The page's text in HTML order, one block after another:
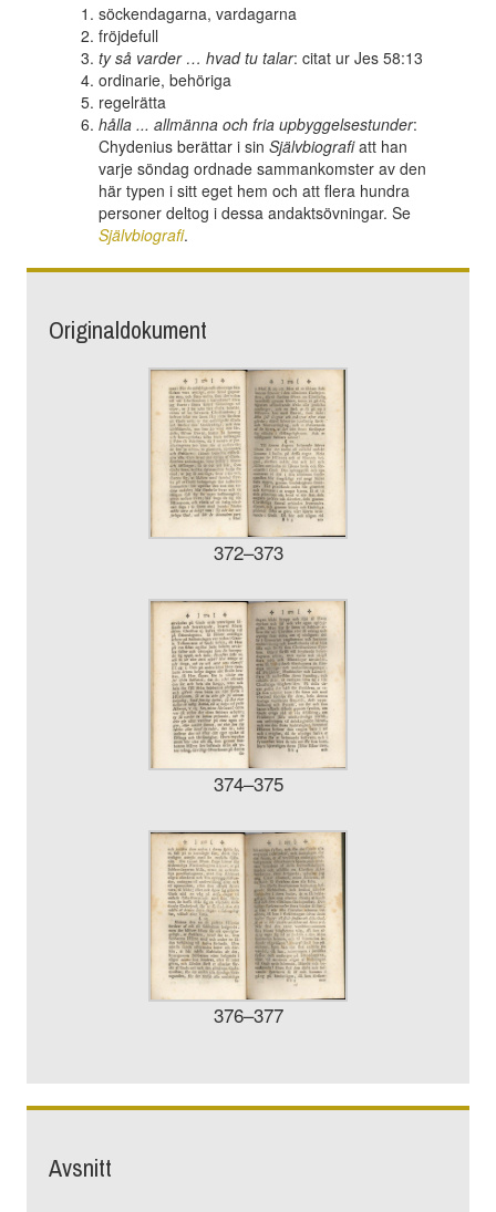
söckendagarna, vardagarna
fröjdefull
ty så varder … hvad tu talar: citat ur Jes 58:13
ordinarie, behöriga
regelrätta
hålla ... allmänna och fria upbyggelsestunder:
Chydenius berättar i sin Självbiografiatt han
varje söndag ordnade sammankomster av den
här typen i sitt eget hem och att flera hundra
personer deltog i dessa andaktsövningar. Se
Självbiografi.
Originaldokument
372–373
374–375
376–377
Avsnitt